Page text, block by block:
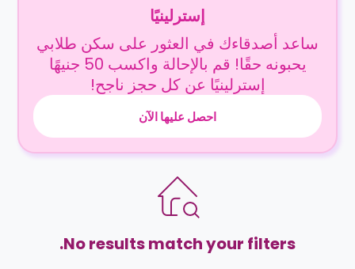
إسترلينيًا
ساعد أصدقاءك في العثور على سكن طلابي
يحبونه حقًا! قم بالإحالة واكسب 50 جنيهًا
إسترلينيًا عن كل حجز ناجح!
احصل عليها الآن
No results match your filters.